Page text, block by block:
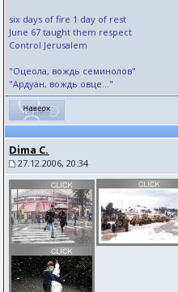
six days of fire 1 day of rest
June 67 taught them respect
Control Jerusalem
"Оцеола, вождь семинолов"
"Ардуан, вождь овце..."
Dima C.
27.12.2006, 20:34